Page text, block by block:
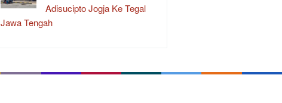
Adisucipto Jogja Ke Tegal
Jawa Tengah